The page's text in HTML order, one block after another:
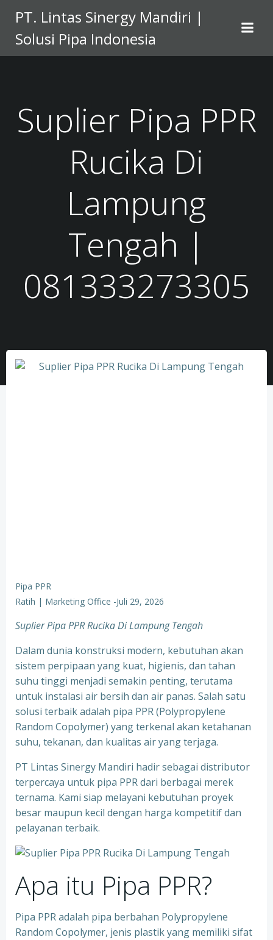
to
content
PT. Lintas Sinergy Mandiri |
Solusi Pipa Indonesia
Suplier Pipa PPR
Rucika Di
Lampung
Tengah |
081333273305
Pipa PPR
Ratih | Marketing Office -Juli 29, 2026
Suplier Pipa PPR Rucika Di Lampung Tengah
Dalam dunia konstruksi modern, kebutuhan akan
sistem perpipaan yang kuat, higienis, dan tahan
suhu tinggi menjadi semakin penting, terutama
untuk instalasi air bersih dan air panas. Salah satu
solusi terbaik adalah pipa PPR (Polypropylene
Random Copolymer) yang terkenal akan ketahanan
suhu, tekanan, dan kualitas air yang terjaga.
PT Lintas Sinergy Mandiri hadir sebagai distributor
terpercaya untuk pipa PPR dari berbagai merek
ternama. Kami siap melayani kebutuhan proyek
besar maupun kecil dengan harga kompetitif dan
pelayanan terbaik.
Apa itu Pipa PPR?
Pipa PPR adalah pipa berbahan Polypropylene
Random Copolymer, jenis plastik yang memiliki sifat